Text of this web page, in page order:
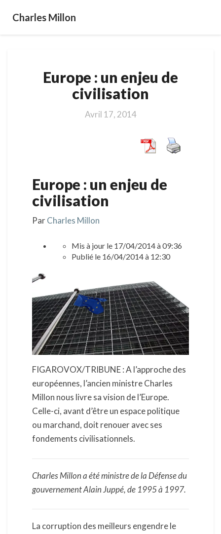
Charles Millon
:
un
enjeu
civilisation
Europe : un enjeu de
civilisation
Avril 17, 2014
Europe : un enjeu de
civilisation
ParCharles Millon
Mis à jour le 17/04/2014 à 09:36
Publié le 16/04/2014 à 12:30
FIGAROVOX/TRIBUNE : A l’approche des
européennes, l’ancien ministre Charles
Millon nous livre sa vision de l’Europe.
Celle-ci, avant d’être un espace politique
ou marchand, doit renouer avec ses
fondements civilisationnels.
Charles Millon a été ministre de la Défense du
gouvernement Alain Juppé, de 1995 à 1997.
La corruption des meilleurs engendre le